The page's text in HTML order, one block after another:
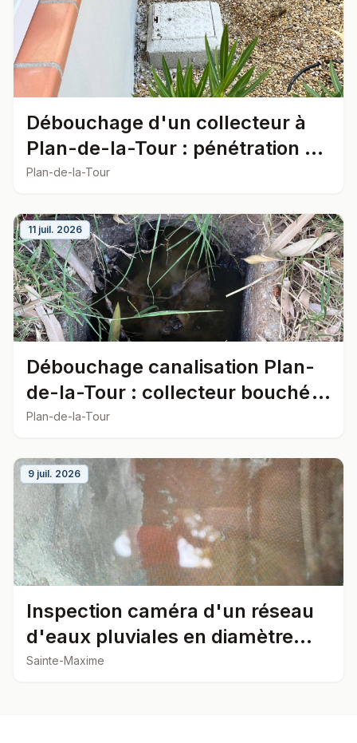
Débouchage d'un collecteur à
Plan-de-la-Tour : pénétration de
racines repérée à 8 mètres
Plan-de-la-Tour
11 juil. 2026
Débouchage canalisation Plan-
de-la-Tour : collecteur bouché
par des racines
Plan-de-la-Tour
9 juil. 2026
Inspection caméra d'un réseau
d'eaux pluviales en diamètre
300 à Sainte-Maxime
Sainte-Maxime